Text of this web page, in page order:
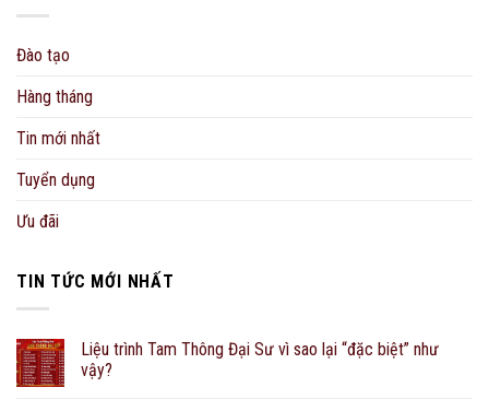
Đào tạo
Hàng tháng
Tin mới nhất
Tuyển dụng
Ưu đãi
TIN TỨC MỚI NHẤT
Liệu trình Tam Thông Đại Sư vì sao lại “đặc biệt” như
vậy?